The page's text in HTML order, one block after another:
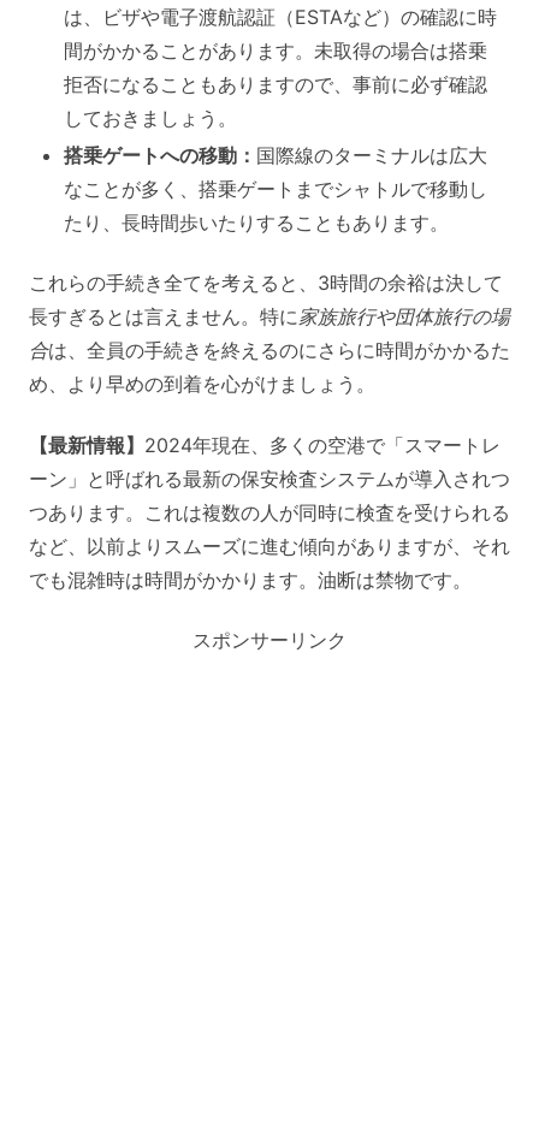
は、ビザや電子渡航認証（ESTAなど）の確認に時
間がかかることがあります。未取得の場合は搭乗
拒否になることもありますので、事前に必ず確認
しておきましょう。
搭乗ゲートへの移動： 国際線のターミナルは広大
なことが多く、搭乗ゲートまでシャトルで移動し
たり、長時間歩いたりすることもあります。
これらの手続き全てを考えると、3時間の余裕は決して
長すぎるとは言えません。特に家族旅行や団体旅行の場
合は、全員の手続きを終えるのにさらに時間がかかるた
め、より早めの到着を心がけましょう。
【最新情報】 2024年現在、多くの空港で「スマートレ
ーン」と呼ばれる最新の保安検査システムが導入されつ
つあります。これは複数の人が同時に検査を受けられる
など、以前よりスムーズに進む傾向がありますが、それ
でも混雑時は時間がかかります。油断は禁物です。
スポンサーリンク